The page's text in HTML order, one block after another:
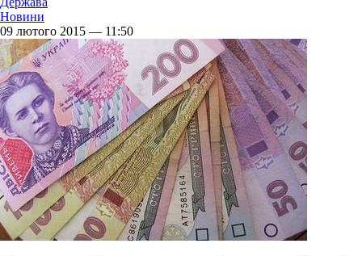
Новини
09 лютого 2015 — 11:50